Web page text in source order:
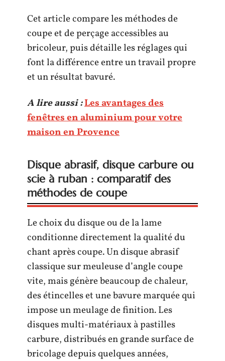
Cet article compare les méthodes de
coupe et de perçage accessibles au
bricoleur, puis détaille les réglages qui
font la différence entre un travail propre
et un résultat bavuré.
A lire aussi :Les avantages des
fenêtres en aluminium pour votre
maison en Provence
Disque abrasif, disque carbure ou
scie à ruban : comparatif des
méthodes de coupe
Le choix du disque ou de la lame
conditionne directement la qualité du
chant après coupe. Un disque abrasif
classique sur meuleuse d’angle coupe
vite, mais génère beaucoup de chaleur,
des étincelles et une bavure marquée qui
impose un meulage de finition. Les
disques multi-matériaux à pastilles
carbure, distribués en grande surface de
bricolage depuis quelques années,